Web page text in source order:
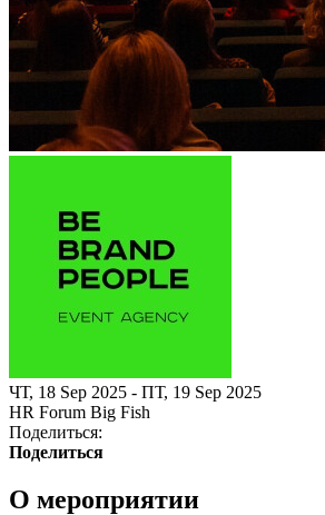
ЧТ, 18 Sep 2025 - ПТ, 19 Sep 2025
HR Forum Big Fish
Поделиться:
Поделиться
О мероприятии